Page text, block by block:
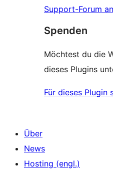
Support-Forum
Spenden
Möchtest du die
dieses Plugins
Für dieses Plugin
Über
News
Hosting (engl.)